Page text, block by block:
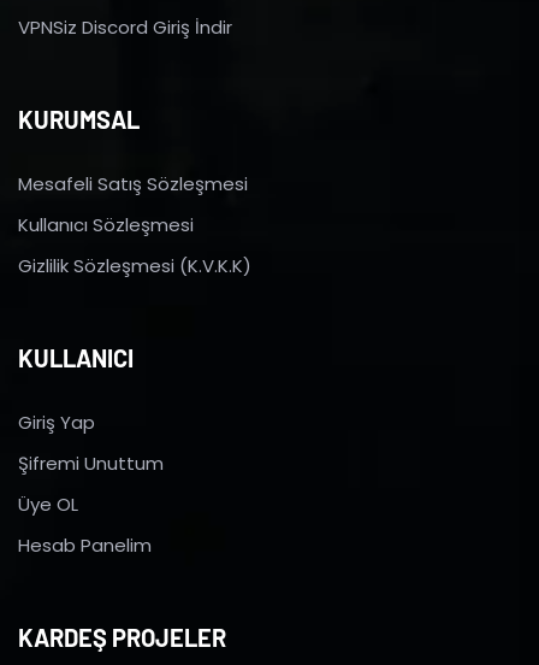
VPNSiz Discord Giriş İndir
KURUMSAL
Mesafeli Satış Sözleşmesi
Kullanıcı Sözleşmesi
Gizlilik Sözleşmesi (K.V.K.K)
KULLANICI
Giriş Yap
Şifremi Unuttum
Üye OL
Hesab Panelim
KARDEŞ PROJELER